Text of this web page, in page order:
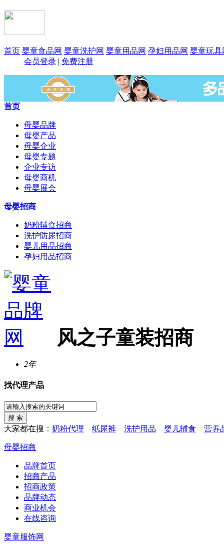
首页 婴童食品网 婴童洗护网 婴童用品网 孕妇用品网 婴童玩具
会员登录 | 免费注册
首页
母婴品牌
母婴产品
母婴企业
母婴专题
企业专访
母婴商机
母婴展会
母婴招商
奶粉辅食招商
洗护防尿招商
婴儿用品招商
孕妇用品招商
风之子童装招商
2年
找代理产品
大家都在搜： 奶粉代理 纸尿裤 洗护用品 婴儿辅食 营养
母婴招商
品牌首页
招商产品
招商政策
品牌动态
商业机会
在线咨询
婴童服饰网